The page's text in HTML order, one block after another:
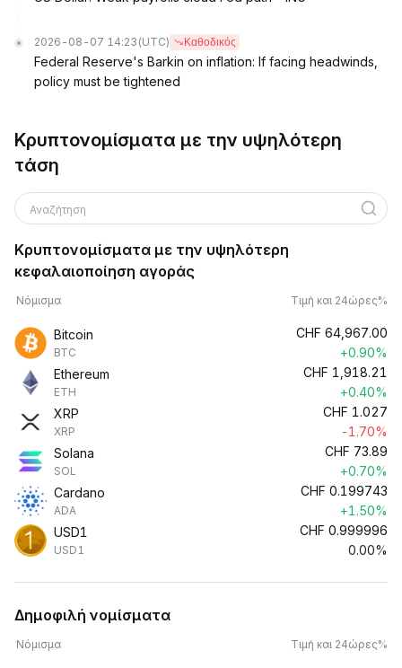
2026-08-07 14:23 (UTC) Καθοδικός
Federal Reserve's Barkin on inflation: If facing headwinds,
policy must be tightened
Κρυπτονομίσματα με την υψηλότερη
τάση
Αναζήτηση
Κρυπτονομίσματα με την υψηλότερη
κεφαλαιοποίηση αγοράς
Νόμισμα Τιμή και 24ώρες%
Bitcoin
BTC
CHF 64,967.00
+0.90%
Ethereum
ETH
CHF 1,918.21
+0.40%
XRP
XRP
CHF 1.027
-1.70%
Solana
SOL
CHF 73.89
+0.70%
Cardano
ADA
CHF 0.199743
+1.50%
USD1
USD1
CHF 0.999996
0.00%
Δημοφιλή νομίσματα
Νόμισμα Τιμή και 24ώρες%